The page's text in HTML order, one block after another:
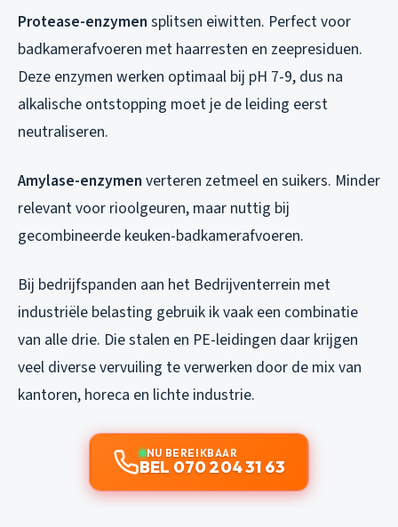
Protease-enzymen splitsen eiwitten. Perfect voor
badkamerafvoeren met haarresten en zeepresiduen.
Deze enzymen werken optimaal bij pH 7-9, dus na
alkalische ontstopping moet je de leiding eerst
neutraliseren.
Amylase-enzymen verteren zetmeel en suikers. Minder
relevant voor rioolgeuren, maar nuttig bij
gecombineerde keuken-badkamerafvoeren.
Bij bedrijfspanden aan het Bedrijventerrein met
industriële belasting gebruik ik vaak een combinatie
van alle drie. Die stalen en PE-leidingen daar krijgen
veel diverse vervuiling te verwerken door de mix van
kantoren, horeca en lichte industrie.
NU BEREIKBAAR
BEL 070 204 31 63